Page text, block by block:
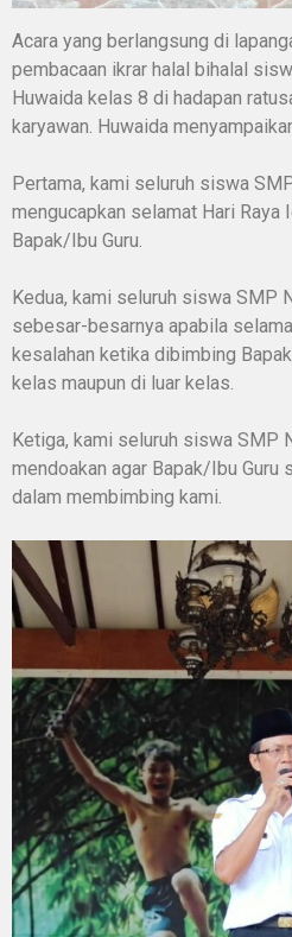
Acara yang berlangsung di
pembacaan ikrar halal bihalal
Huwaida kelas 8 di hadapan
karyawan. Huwaida
Pertama, kami seluruh siswa
mengucapkan selamat Hari Raya
Bapak/Ibu Guru.
Kedua, kami seluruh siswa SMP
sebesar-besarnya apabila
kesalahan ketika dibimbing
kelas maupun di luar kelas.
Ketiga, kami seluruh siswa SMP
mendoakan agar Bapak/Ibu Guru
dalam membimbing kami.